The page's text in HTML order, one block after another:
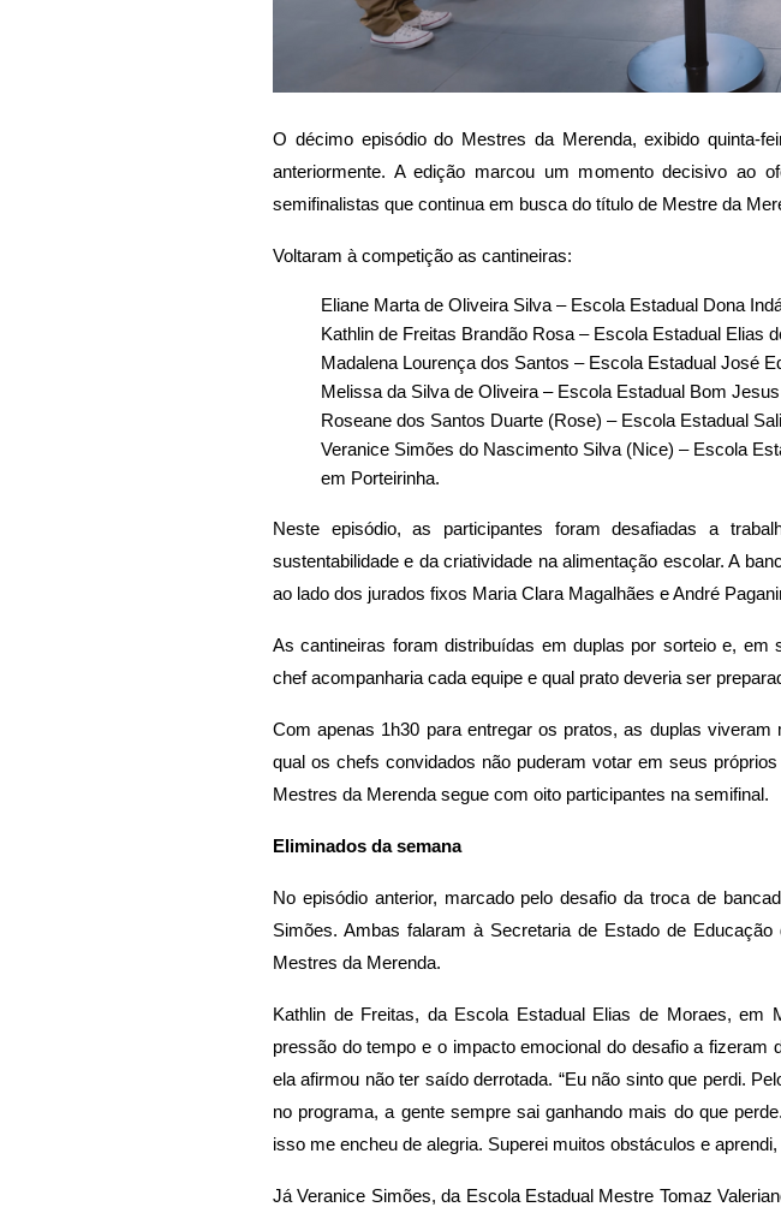
O décimo episódio do Mestres da Merenda, exibido quinta-
anteriormente. A edição marcou um momento decisivo ao
semifinalistas que continua em busca do título de Mestre da
Voltaram à competição as cantineiras:
Eliane Marta de Oliveira Silva – Escola Estadual Dona
Kathlin de Freitas Brandão Rosa – Escola Estadual Elias
Madalena Lourença dos Santos – Escola Estadual José
Melissa da Silva de Oliveira – Escola Estadual Bom
Roseane dos Santos Duarte (Rose) – Escola Estadual
Veranice Simões do Nascimento Silva (Nice) – Escola
em Porteirinha.
Neste episódio, as participantes foram desafiadas a
sustentabilidade e da criatividade na alimentação escolar. A
ao lado dos jurados fixos Maria Clara Magalhães e André
As cantineiras foram distribuídas em duplas por sorteio e, em
chef acompanharia cada equipe e qual prato deveria ser
Com apenas 1h30 para entregar os pratos, as duplas
qual os chefs convidados não puderam votar em seus
Mestres da Merenda segue com oito participantes na semifinal.
Eliminados da semana
No episódio anterior, marcado pelo desafio da troca de
Simões. Ambas falaram à Secretaria de Estado de
Mestres da Merenda.
Kathlin de Freitas, da Escola Estadual Elias de Moraes, em
pressão do tempo e o impacto emocional do desafio a
ela afirmou não ter saído derrotada. “Eu não sinto que perdi.
no programa, a gente sempre sai ganhando mais do que
isso me encheu de alegria. Superei muitos obstáculos e
Já Veranice Simões, da Escola Estadual Mestre Tomaz